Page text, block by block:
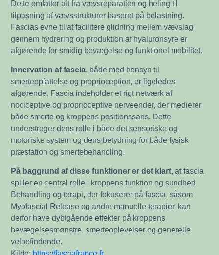
Dette omfatter alt fra vævsreparation og heling til
tilpasning af vævsstrukturer baseret på belastning.
Fascias evne til at facilitere glidning mellem vævslag
gennem hydrering og produktion af hyaluronsyre er
afgørende for smidig bevægelse og funktionel mobilitet.
Innervation af fascia, både med hensyn til
smerteopfattelse og proprioception, er ligeledes
afgørende. Fascia indeholder et rigt netværk af
nociceptive og proprioceptive nerveender, der medierer
både smerte og kroppens positionssans. Dette
understreger dens rolle i både det sensoriske og
motoriske system og dens betydning for både fysisk
præstation og smertebehandling.
På baggrund af disse funktioner er det klart, at fascia
spiller en central rolle i kroppens funktion og sundhed.
Behandling og terapi, der fokuserer på fascia, såsom
Myofascial Release og andre manuelle terapier, kan
derfor have dybtgående effekter på kroppens
bevægelsesmønstre, smerteoplevelser og generelle
velbefindende.
Kilde: https://fasciafrance.fr.